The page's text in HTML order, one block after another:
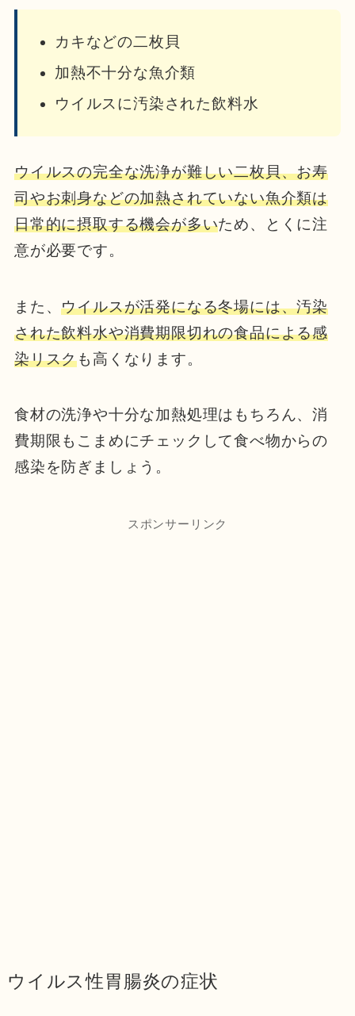
カキなどの二枚貝
加熱不十分な魚介類
ウイルスに汚染された飲料水
ウイルスの完全な洗浄が難しい二枚貝、お寿
司やお刺身などの加熱されていない魚介類は
日常的に摂取する機会が多いため、とくに注
意が必要です。
また、ウイルスが活発になる冬場には、汚染
された飲料水や消費期限切れの食品による感
染リスクも高くなります。
食材の洗浄や十分な加熱処理はもちろん、消
費期限もこまめにチェックして食べ物からの
感染を防ぎましょう。
スポンサーリンク
ウイルス性胃腸炎の症状